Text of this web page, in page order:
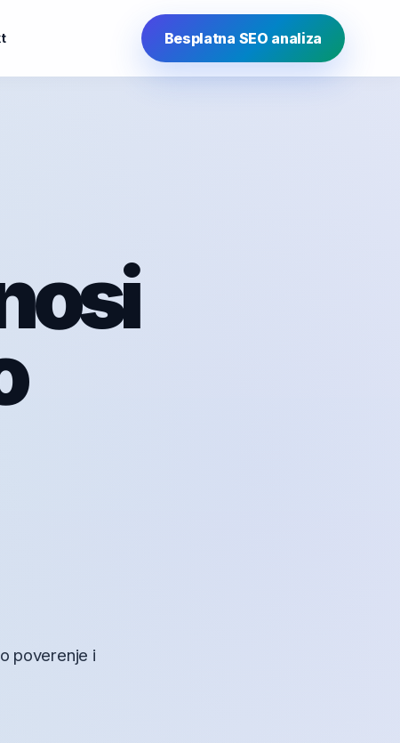
Besplatna SEO analiza
poverenje i